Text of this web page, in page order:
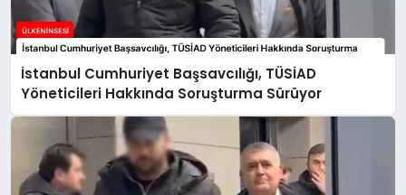
İstanbul Cumhuriyet Başsavcılığı, TÜSİAD
Yöneticileri Hakkında Soruşturma Sürüyor